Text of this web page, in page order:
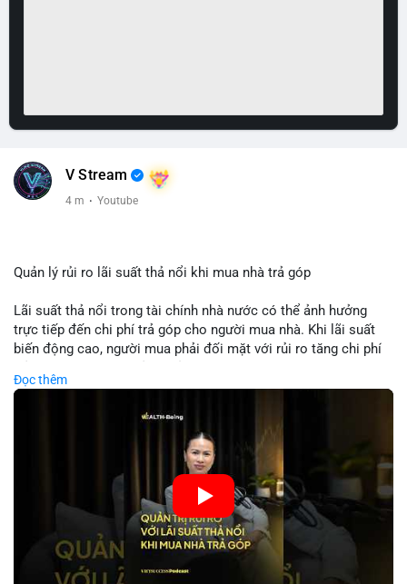
V Stream
4 m · Youtube
Quản lý rủi ro lãi suất thả nổi khi mua nhà trả góp
Lãi suất thả nổi trong tài chính nhà nước có thể ảnh hưởng
trực tiếp đến chi phí trả góp cho người mua nhà. Khi lãi suất
biến động cao, người mua phải đối mặt với rủi ro tăng chi phí
hướng lãi suất, lựa chọn sản phẩm trả góp có tính bảo hiểm,
đầu tư cần theo dõi chính sách tiền tệ để đưa ra quyết định
🎥 Xem video trực tiếp tại:
Nguồn: VIETSUCCESS
Đọc thêm